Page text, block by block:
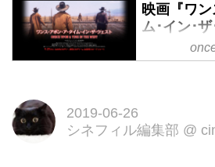
映画『ワ
ム･イン･
27日(金)より
2019-06-26
シネフィル編集部 @